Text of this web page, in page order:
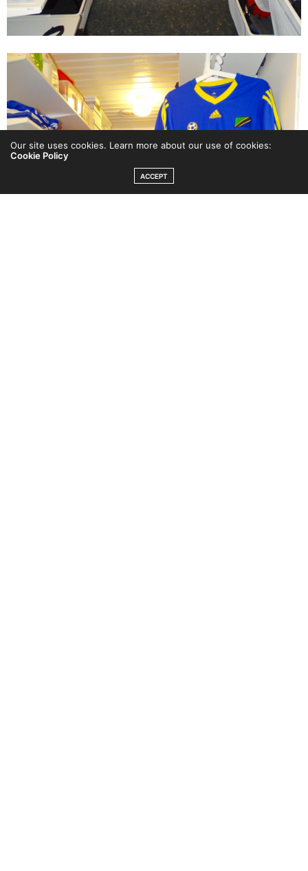
Our site uses cookies. Learn more about our use of cookies:
Cookie Policy
ACCEPT